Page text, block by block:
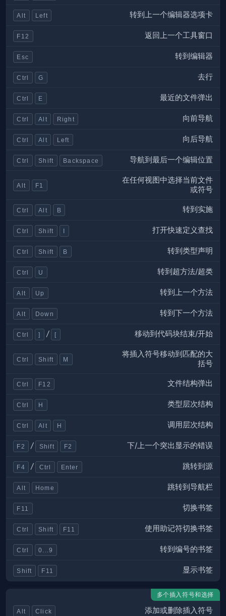
Alt Left 转到上一个编辑器选项卡
F12 返回上一个工具窗口
Esc 转到编辑器
Ctrl G 去行
Ctrl E 最近的文件弹出
Ctrl Alt Right 向前导航
Ctrl Alt Left 向后导航
Ctrl Shift Backspace 导航到最后一个编辑位置
Alt F1
在任何视图中选择当前文件
或符号
Ctrl Alt B 转到实施
Ctrl Shift I 打开快速定义查找
Ctrl Shift B 转到类型声明
Ctrl U 转到超方法/超类
Alt Up 转到上一个方法
Alt Down 转到下一个方法
Ctrl ] / [ 移动到代码块结束/开始
Ctrl Shift M
将插入符号移动到匹配的大
括号
Ctrl F12 文件结构弹出
Ctrl H 类型层次结构
Ctrl Alt H 调用层次结构
F2 / Shift F2 下/上一个突出显示的错误
F4 / Ctrl Enter 跳转到源
Alt Home 跳转到导航栏
F11 切换书签
Ctrl Shift F11 使用助记符切换书签
Ctrl 0...9 转到编号的书签
Shift F11 显示书签
多个插入符号和选择
Alt Click 添加或删除插入符号